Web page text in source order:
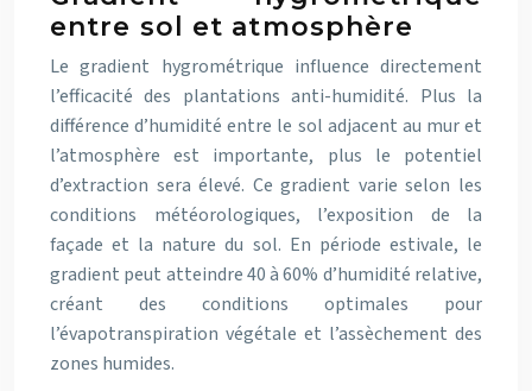
entre sol et atmosphère
Le gradient hygrométrique influence directement
l’efficacité des plantations anti-humidité. Plus la
différence d’humidité entre le sol adjacent au mur et
l’atmosphère est importante, plus le potentiel
d’extraction sera élevé. Ce gradient varie selon les
conditions météorologiques, l’exposition de la
façade et la nature du sol. En période estivale, le
gradient peut atteindre 40 à 60% d’humidité relative,
créant des conditions optimales pour
l’évapotranspiration végétale et l’assèchement des
zones humides.